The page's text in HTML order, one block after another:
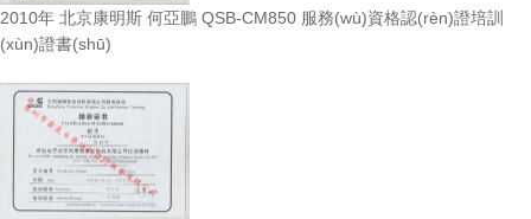
2010年 北京康明斯 何亞鵬 QSB-CM850 服務(wù)資格認(rèn)證培訓
(xùn)證書(shū)